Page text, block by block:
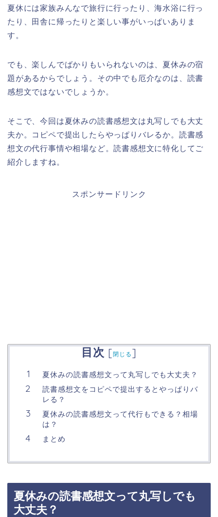
夏休には家族みんなで旅行に行ったり、海水浴に行っ
たり、田舎に帰ったりと楽しい事がいっぱいありま
す。
でも、楽しんでばかりもいられないのは、夏休みの宿
題があるからでしょう。その中でも厄介なのは、読書
感想文ではないでしょうか。
そこで、今回は夏休みの読書感想文は丸写しでも大丈
夫か。コピペで提出したらやっぱりバレるか。読書感
想文の代行事情や相場など。読書感想文に特化してご
紹介しますね。
スポンサードリンク
目次 [閉じる ]
夏休みの読書感想文って丸写しでも大丈夫？
読書感想文をコピペで提出するとやっぱりバ
レる？
夏休みの読書感想文って代行もできる？相場
は？
まとめ
夏休みの読書感想文って丸写しでも
大丈夫？